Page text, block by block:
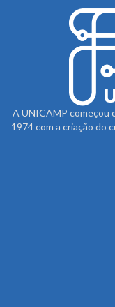
A UNICAMP começou
1974 com a criação do